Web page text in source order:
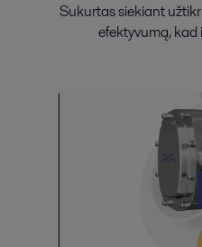
Sukurtas siekiant
efektyvumą,